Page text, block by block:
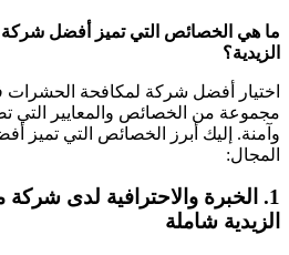
ما هي الخصائص التي تميز أفضل
الزيدية؟
اختيار أفضل شركة لمكافحة الحشرات
مجموعة من الخصائص والمعايير التي
وآمنة. إليك أبرز الخصائص التي تميز
المجال:
1. الخبرة والاحترافية لدى شركة
الزيدية شاملة